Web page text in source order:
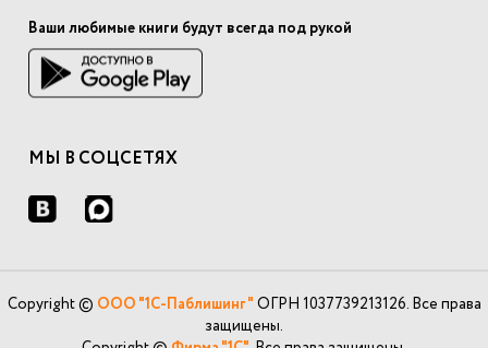
Ваши любимые книги будут всегда под рукой
МЫ В СОЦСЕТЯХ
Copyright © ООО "1С-Паблишинг" ОГРН 1037739213126. Все права
защищены.